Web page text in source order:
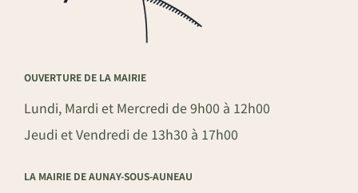
OUVERTURE DE LA MAIRIE
Lundi, Mardi et Mercredi de 9h00 à 12h00
Jeudi et Vendredi de 13h30 à 17h00
LA MAIRIE DE AUNAY-SOUS-AUNEAU